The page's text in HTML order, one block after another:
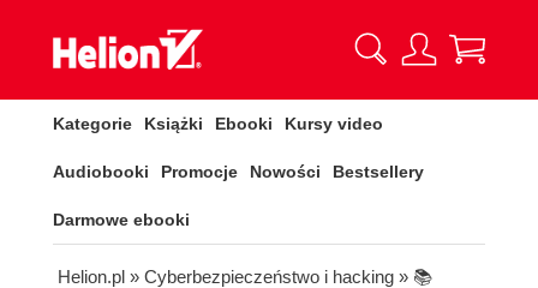
Kategorie Książki Ebooki Kursy video
Audiobooki Promocje Nowości Bestsellery
Darmowe ebooki
Helion.pl » Cyberbezpieczeństwo i hacking » 📚